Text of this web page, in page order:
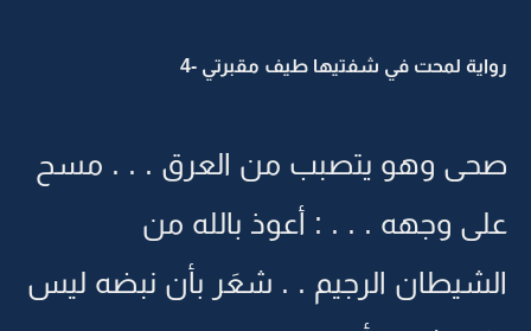
رواية لمحت في شفتيها طيف مقبرتي -4
صحى وهو يتصبب من العرق . . . مسح
على وجهه . . . : أعوذ بالله من
الشيطان الرجيم . . شعَر بأن نبضه ليس